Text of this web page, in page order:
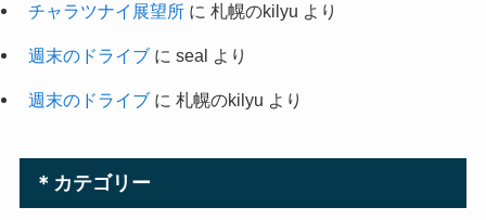
チャラツナイ展望所に 札幌のkilyu より
週末のドライブに seal より
週末のドライブに 札幌のkilyu より
＊カテゴリー